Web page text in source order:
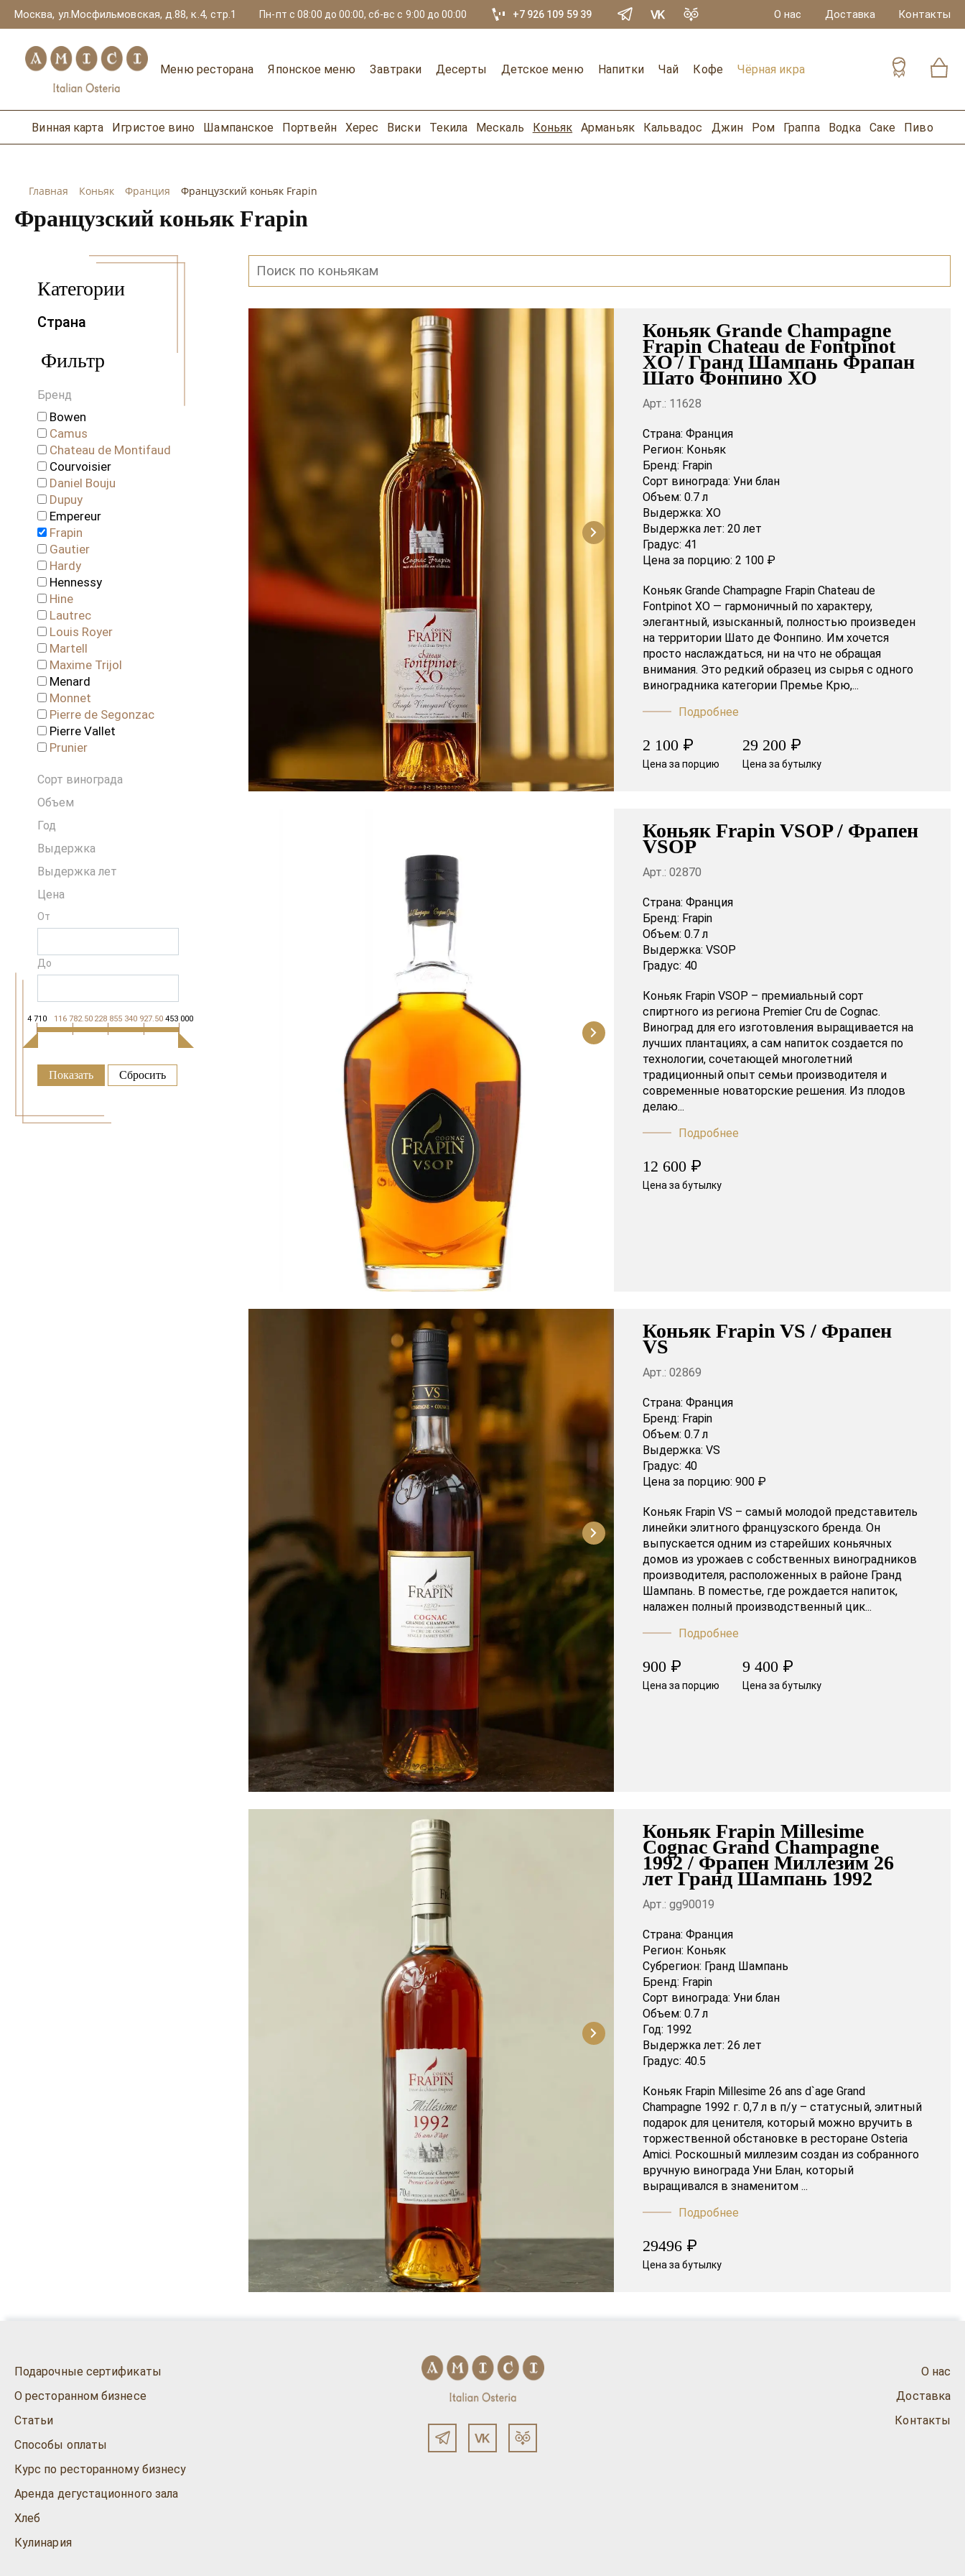
Москва, ул.Мосфильмовская, д.88, к.4, стр.1 Пн-пт с 08:00 до 00:00, сб-вс с 9:00 до 00:00 +7 926 109 59 39 О нас Доставка Контакты
Меню ресторана Японское меню Завтраки Десерты Детское меню Напитки Чай Кофе Чёрная икра
Винная карта Игристое вино Шампанское Портвейн Херес Виски Текила Мескаль Коньяк Арманьяк Кальвадос Джин Ром Граппа Водка Саке Пиво
Главная Коньяк Франция Французский коньяк Frapin
Французский коньяк Frapin
Категории
Страна
Франция
Фильтр
Бренд
Bowen
Camus
Chateau de Montifaud
Courvoisier
Daniel Bouju
Dupuy
Empereur
Frapin
Gautier
Hardy
Hennessy
Hine
Lautrec
Louis Royer
Martell
Maxime Trijol
Menard
Monnet
Pierre de Segonzac
Pierre Vallet
Prunier
Сорт винограда
Объем
Год
Выдержка
Выдержка лет
Цена
От
До
4 710 116 782.50 228 855 340 927.50 453 000
Коньяк Grande Champagne
Frapin Chateau de Fontpinot
XO / Гранд Шампань Фрапан
Шато Фонпино ХО
Арт.: 11628
Страна: Франция
Регион: Коньяк
Бренд: Frapin
Сорт винограда: Уни блан
Объем: 0.7 л
Выдержка: XO
Выдержка лет: 20 лет
Градус: 41
Цена за порцию: 2 100 ₽
Коньяк Grande Champagne Frapin Chateau de
Fontpinot XO — гармоничный по характеру,
элегантный, изысканный, полностью произведен
на территории Шато де Фонпино. Им хочется
просто наслаждаться, ни на что не обращая
внимания. Это редкий образец из сырья с одного
виноградника категории Премье Крю,...
Подробнее
2 100 ₽
Цена за порцию
29 200 ₽
Цена за бутылку
Коньяк Frapin VSOP / Фрапен
VSOP
Арт.: 02870
Страна: Франция
Бренд: Frapin
Объем: 0.7 л
Выдержка: VSOP
Градус: 40
Коньяк Frapin VSOP – премиальный сорт
спиртного из региона Premier Cru de Cognac.
Виноград для его изготовления выращивается на
лучших плантациях, а сам напиток создается по
технологии, сочетающей многолетний
традиционный опыт семьи производителя и
современные новаторские решения. Из плодов
делаю...
Подробнее
12 600 ₽
Цена за бутылку
Коньяк Frapin VS / Фрапен
VS
Арт.: 02869
Страна: Франция
Бренд: Frapin
Объем: 0.7 л
Выдержка: VS
Градус: 40
Цена за порцию: 900 ₽
Коньяк Frapin VS – самый молодой представитель
линейки элитного французского бренда. Он
выпускается одним из старейших коньячных
домов из урожаев с собственных виноградников
производителя, расположенных в районе Гранд
Шампань. В поместье, где рождается напиток,
налажен полный производственный цик...
Подробнее
900 ₽
Цена за порцию
9 400 ₽
Цена за бутылку
Коньяк Frapin Millesime
Cognac Grand Champagne
1992 / Фрапен Миллезим 26
лет Гранд Шампань 1992
Арт.: gg90019
Страна: Франция
Регион: Коньяк
Субрегион: Гранд Шампань
Бренд: Frapin
Сорт винограда: Уни блан
Объем: 0.7 л
Год: 1992
Выдержка лет: 26 лет
Градус: 40.5
Коньяк Frapin Millesime 26 ans d`age Grand
Champagne 1992 г. 0,7 л в п/у – статусный, элитный
подарок для ценителя, который можно вручить в
торжественной обстановке в ресторане Osteria
Amici. Роскошный миллезим создан из собранного
вручную винограда Уни Блан, который
выращивался в знаменитом ...
Подробнее
29496 ₽
Цена за бутылку
Подарочные сертификаты
О ресторанном бизнесе
Статьи
Способы оплаты
Курс по ресторанному бизнесу
Аренда дегустационного зала
Хлеб
Кулинария
О нас
Доставка
Контакты